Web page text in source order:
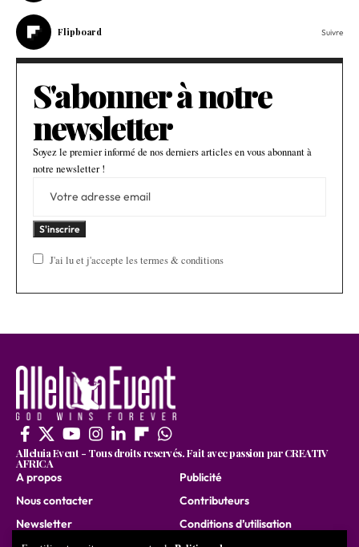
Flipboard Suivre
S'abonner à notre
newsletter
Soyez le premier informé de nos derniers articles en vous abonnant à
notre newsletter !
J'ai lu et j'accepte les termes & conditions
Alleluia Event - Tous droits reservés. Fait avec passion par CREATIV
AFRICA
A propos
Nous contacter
Newsletter
Publicité
Contributeurs
Conditions d’utilisation